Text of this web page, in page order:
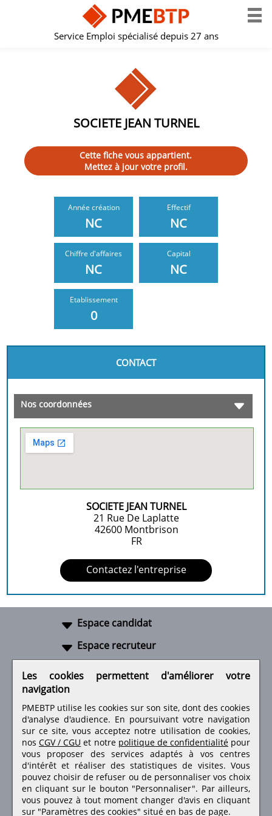
Service Emploi spécialisé depuis 27 ans
SOCIETE JEAN TURNEL
Cette fiche vous appartient.
Mettez à jour votre profil.
Année création
NC
Effectif
NC
Chiffre d'affaires
NC
Capital
NC
Etablissement
0
CONTACT
Nos coordonnées
SOCIETE JEAN TURNEL
21 Rue De Laplatte
42600 Montbrison
FR
Contactez l'entreprise
Espace candidat
Espace recruteur
Retrouvez-nous sur les réseaux sociaux
Les cookies permettent d'améliorer votre
navigation
PMEBTP utilise les cookies sur son site, dont des cookies
d'analyse d'audience. En poursuivant votre navigation
sur ce site, vous acceptez notre utilisation de cookies,
nos CGV / CGU et notre politique de confidentialité pour
vous proposer des services adaptés à vos centres
d'intérêt et réaliser des statistiques de visites.Vous
pouvez choisir de refuser ou de personnaliser vos choix
en cliquant sur le bouton "Personnaliser". Par ailleurs,
vous pouvez à tout moment changer d'avis en cliquant
sur "Paramètres des cookies" situé en bas de page.